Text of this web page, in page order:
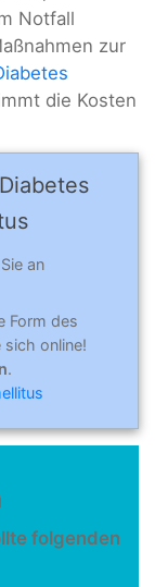
Notfall
zur
die Kosten
an
Form des
sich online!
.
folgenden